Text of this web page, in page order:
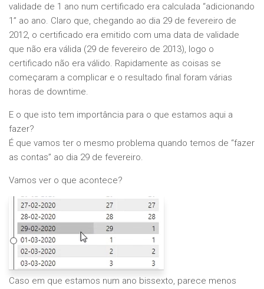
validade de 1 ano num certificado era calculada “adicionando
1” ao ano. Claro que, chegando ao dia 29 de fevereiro de
2012, o certificado era emitido com uma data de validade
que não era válida (29 de fevereiro de 2013), logo o
certificado não era válido. Rapidamente as coisas se
começaram a complicar e o resultado final foram várias
horas de downtime.
E o que isto tem importância para o que estamos aqui a
fazer?
É que vamos ter o mesmo problema quando temos de “fazer
as contas” ao dia 29 de fevereiro.
Vamos ver o que acontece?
Caso em que estamos num ano bissexto, parece menos